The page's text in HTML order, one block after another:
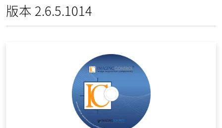
版本 2.6.5.1014